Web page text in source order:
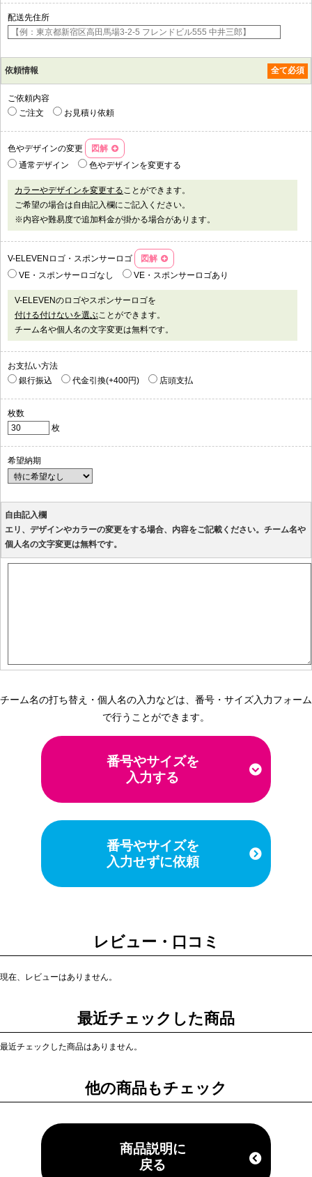
配送先住所
依頼情報 全て必須
ご依頼内容
ご注文
お見積り依頼
色やデザインの変更
図解
通常デザイン
色やデザインを変更する
カラーやデザインを変更する ことができます。
ご希望の場合は自由記入欄にご記入ください。
※内容や難易度で追加料金が掛かる場合があります。
V-ELEVENロゴ・ スポンサーロゴ
図解
VE・スポンサーロゴなし
VE・スポンサーロゴあり
V-ELEVENのロゴやスポンサーロゴを
付ける付けないを選ぶ ことができます。
チーム名や個人名の文字変更は無料です。
お支払い方法
銀行振込
代金引換(+400円) 店頭支払
枚数
枚
希望納期
自由記入欄
エリ、デザインやカラーの変更をする場合、内容をご記載ください。チーム名や
個人名の文字変更は無料です。
チーム名の打ち替え・個人名の入力などは、番号・サイズ入力フォーム
で行うことができます。
番号やサイズを
入力する
番号やサイズを
入力せずに依頼
レビュー・口コミ
現在、レビューはありません。
最近チェックした商品
最近チェックした商品はありません。
他の商品もチェック
商品説明に
戻る